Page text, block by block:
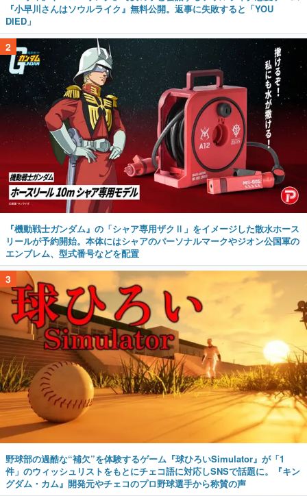
『小早川さんはソウルライク』無料公開。返事に失敗すると「YOU
DIED」
2
『機動戦士ガンダム』の「シャア専用ザクⅡ」をイメージした散水ホース
リールが予約開始。本体にはシャアのパーソナルマークやジオン公国軍の
エンブレム、型式番号などを配置
3
野球部の過酷な“補欠”を体験するゲーム『球ひろいSimulator』が「1
件」のウィッシュリストをもとにチェコ語に対応しSNSで話題に。『キン
グダム・カム』開発元やチェコのプロ野球選手から称賛の声